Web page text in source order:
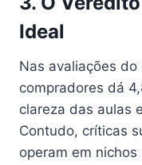
Ideal
Nas avaliações
compradores dá
clareza das aulas
Contudo, críticas
operam em